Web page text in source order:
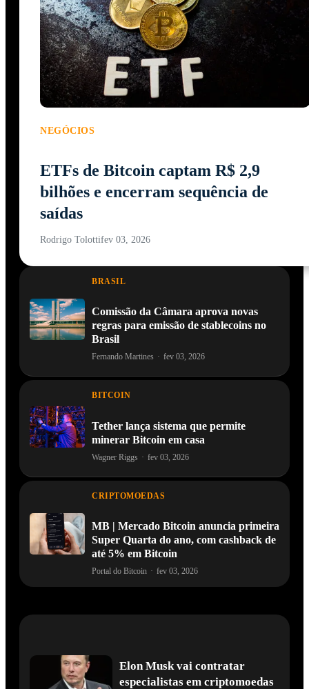
NEGÓCIOS
ETFs de Bitcoin captam R$ 2,9
bilhões e encerram sequência de
saídas
Rodrigo Tolottifev 03, 2026
BRASIL
Comissão da Câmara aprova novas
regras para emissão de stablecoins no
Brasil
Fernando Martines · fev 03, 2026
BITCOIN
Tether lança sistema que permite
minerar Bitcoin em casa
Wagner Riggs · fev 03, 2026
CRIPTOMOEDAS
MB | Mercado Bitcoin anuncia primeira
Super Quarta do ano, com cashback de
até 5% em Bitcoin
Portal do Bitcoin · fev 03, 2026
Elon Musk vai contratar
especialistas em criptomoedas